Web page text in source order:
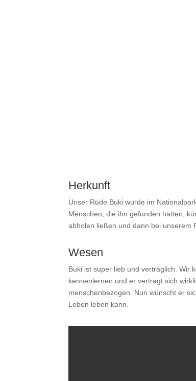
Herkunft
Unser Rüde Buki wurde im
Menschen, die ihn gefunden hatten,
abholen ließen und dann bei unserem
Wesen
Buki ist super lieb und verträglich. Wir
kennenlernen und er verträgt sich
menschenbezogen. Nun wünscht er
Leben leben kann.